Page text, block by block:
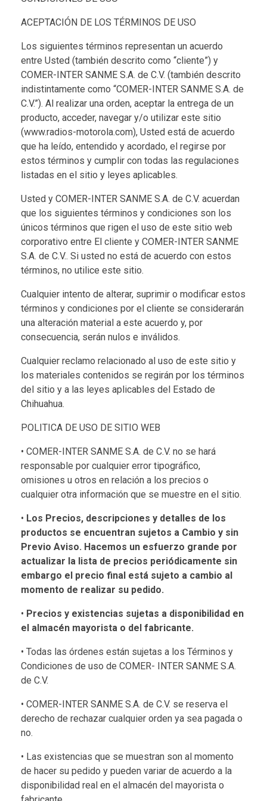
ACEPTACIÓN DE LOS TÉRMINOS DE USO
Los siguientes términos representan un acuerdo
entre Usted (también descrito como “cliente”) y
COMER-INTER SANME S.A. de C.V. (también descrito
indistintamente como “COMER-INTER SANME S.A. de
C.V.”). Al realizar una orden, aceptar la entrega de un
producto, acceder, navegar y/o utilizar este sitio
(www.radios-motorola.com), Usted está de acuerdo
que ha leído, entendido y acordado, el regirse por
estos términos y cumplir con todas las regulaciones
listadas en el sitio y leyes aplicables.
Usted y COMER-INTER SANME S.A. de C.V. acuerdan
que los siguientes términos y condiciones son los
únicos términos que rigen el uso de este sitio web
corporativo entre El cliente y COMER-INTER SANME
S.A. de C.V.. Si usted no está de acuerdo con estos
términos, no utilice este sitio.
Cualquier intento de alterar, suprimir o modificar estos
términos y condiciones por el cliente se considerarán
una alteración material a este acuerdo y, por
consecuencia, serán nulos e inválidos.
Cualquier reclamo relacionado al uso de este sitio y
los materiales contenidos se regirán por los términos
del sitio y a las leyes aplicables del Estado de
Chihuahua.
POLITICA DE USO DE SITIO WEB
• COMER-INTER SANME S.A. de C.V. no se hará
responsable por cualquier error tipográfico,
omisiones u otros en relación a los precios o
cualquier otra información que se muestre en el sitio.
• Los Precios, descripciones y detalles de los
productos se encuentran sujetos a Cambio y sin
Previo Aviso. Hacemos un esfuerzo grande por
actualizar la lista de precios periódicamente sin
embargo el precio final está sujeto a cambio al
momento de realizar su pedido.
• Precios y existencias sujetas a disponibilidad en
el almacén mayorista o del fabricante.
• Todas las órdenes están sujetas a los Términos y
Condiciones de uso de COMER- INTER SANME S.A.
de C.V.
• COMER-INTER SANME S.A. de C.V. se reserva el
derecho de rechazar cualquier orden ya sea pagada o
no.
• Las existencias que se muestran son al momento
de hacer su pedido y pueden variar de acuerdo a la
disponibilidad real en el almacén del mayorista o